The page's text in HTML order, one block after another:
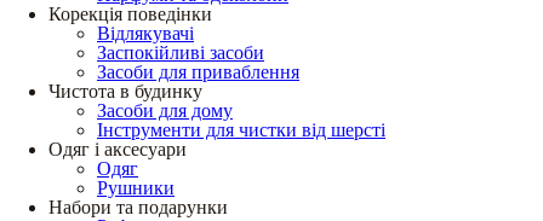
Корекція поведінки
Відлякувачі
Заспокійливі засоби
Засоби для приваблення
Чистота в будинку
Засоби для дому
Інструменти для чистки від шерсті
Одяг і аксесуари
Одяг
Рушники
Набори та подарунки